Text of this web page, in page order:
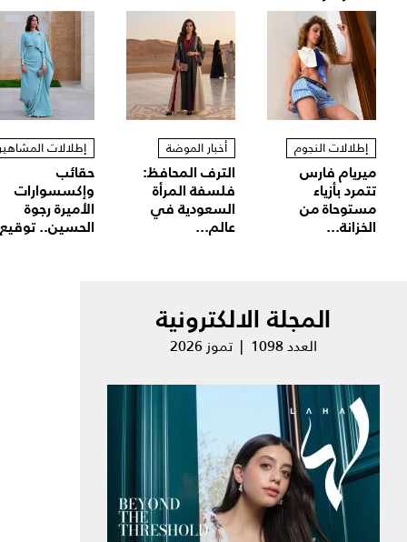
إطلالات النجوم
ميريام فارس
تتمرد بأزياء
مستوحاة من
الخزانة...
أخبار الموضة
الترف المحافظ:
فلسفة المرأة
السعودية في
عالم...
إطلالات
حقائب
وإكسسوارات
الأميرة رجوة
الحسين..
المجلة الالكترونية
العدد 1098 | تموز 2026